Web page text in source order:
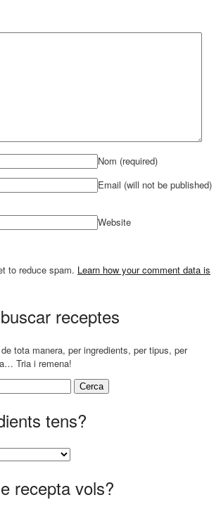
Nom (required)
Email (will not be published)
Website
to reduce spam. Learn how your comment data is
receptes
tota manera, per ingredients, per tipus, per
Tria i remena!
tens?
recepta vols?